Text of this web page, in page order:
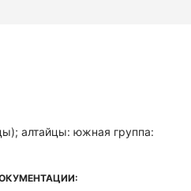
алтайцы: южная группа: